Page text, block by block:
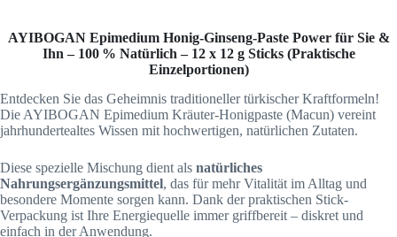
AYIBOGAN Epimedium Honig-Ginseng-Paste Power für Sie &
Ihn – 100 % Natürlich – 12 x 12 g Sticks (Praktische
Einzelportionen)
Entdecken Sie das Geheimnis traditioneller türkischer Kraftformeln!
Die AYIBOGAN Epimedium Kräuter-Honigpaste (Macun) vereint
jahrhundertealtes Wissen mit hochwertigen, natürlichen Zutaten.
Diese spezielle Mischung dient als natürliches
Nahrungsergänzungsmittel, das für mehr Vitalität im Alltag und
besondere Momente sorgen kann. Dank der praktischen Stick-
Verpackung ist Ihre Energiequelle immer griffbereit – diskret und
einfach in der Anwendung.